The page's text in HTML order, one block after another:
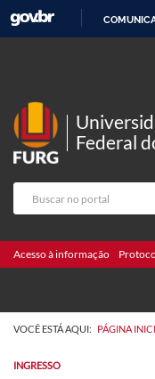
Federal
Acesso à informação
VOCÊ ESTÁ AQUI: PÁGINA
INGRESSO